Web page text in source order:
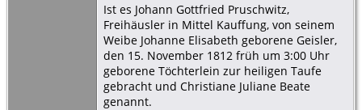
Ist es Johann Gottfried Pruschwitz,
Freihäusler in Mittel Kauffung, von seinem
Weibe Johanne Elisabeth geborene Geisler,
den 15. November 1812 früh um 3:00 Uhr
geborene Töchterlein zur heiligen Taufe
gebracht und Christiane Juliane Beate
genannt.